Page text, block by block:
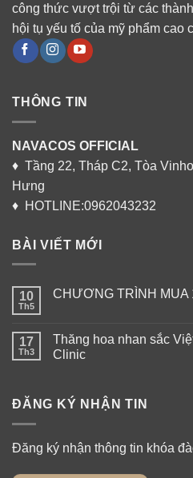
công thức vượt trội từ các
hội tụ yếu tố của mỹ phẩm cao
THÔNG TIN
NAVACOS OFFICIAL
♦ Tầng 22, Tháp C2, Tòa
Hưng
♦ HOTLINE:0962043232
BÀI VIẾT MỚI
10
Th5
CHƯƠNG TRÌNH
17
Th3
Thăng hoa nhan sắc
Clinic
ĐĂNG KÝ NHẬN TIN
Đăng ký nhận thông tin khóa